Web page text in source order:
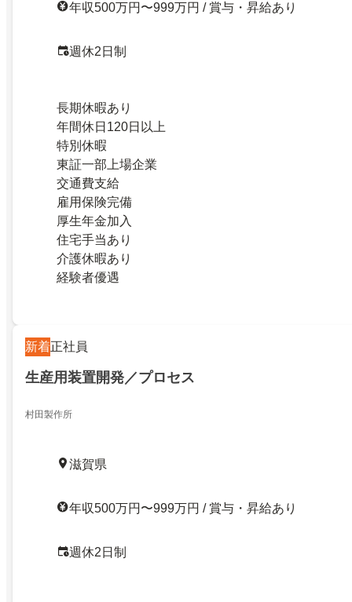
年収500万円〜999万円 / 賞与・昇給あり
週休2日制
長期休暇あり
年間休日120日以上
特別休暇
東証一部上場企業
交通費支給
雇用保険完備
厚生年金加入
住宅手当あり
介護休暇あり
経験者優遇
新着正社員
生産用装置開発／プロセス
村田製作所
滋賀県
年収500万円〜999万円 / 賞与・昇給あり
週休2日制